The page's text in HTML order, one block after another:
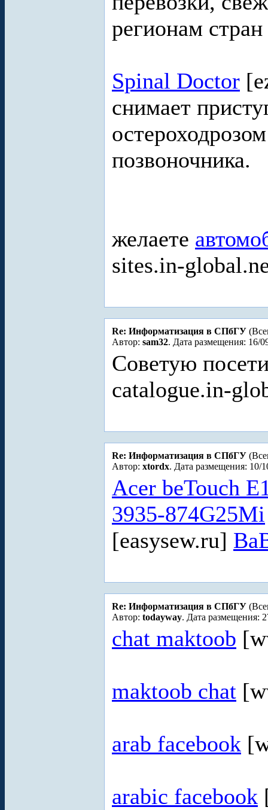
регионам
Spinal Doctor
снимает
позвоночника.
желаете
sites.in-
Re: Информатизация в СПбГУ
Автор: sam32. Дата размещения: 16/
Советую
catalogue.in-
Re: Информатизация в СПбГУ
Автор: xtordx. Дата размещения: 10/
Acer beTouch
3935-874G25Mi
[easysew.ru]
Re: Информатизация в СПбГУ
Автор: todayway. Дата размещения:
chat maktoob
maktoob chat
arab facebook
arabic facebook